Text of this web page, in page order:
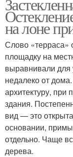
на лоне
Слово «терраса»
площадку на
выравнивали
недалеко от
архитектуру,
здания.
вид — это
основании,
отдельно. Чаще
дерева.